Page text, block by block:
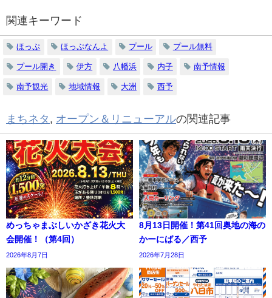
関連キーワード
ほっぷ ほっぷなんよ プール プール無料
プール開き 伊方 八幡浜 内子 南予情報
南予観光 地域情報 大洲 西予
まちネタ オープン＆リニューアルの関連記事
めっちゃまぶしいかざき花火大
会開催！（第4回）
2026年8月7日
8月13日開催！第41回奥地の海の
かーにばる／西予
2026年7月28日